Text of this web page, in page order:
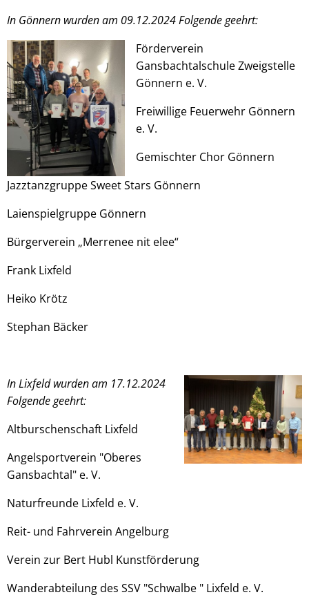
In Gönnern wurden am 09.12.2024 Folgende geehrt:
Förderverein
Gansbachtalschule Zweigstelle
Gönnern e. V.
Freiwillige Feuerwehr Gönnern
e. V.
Gemischter Chor Gönnern
Jazztanzgruppe Sweet Stars Gönnern
Laienspielgruppe Gönnern
Bürgerverein „Merrenee nit elee“
Frank Lixfeld
Heiko Krötz
Stephan Bäcker
In Lixfeld wurden am 17.12.2024
Folgende geehrt:
Altburschenschaft Lixfeld
Angelsportverein "Oberes
Gansbachtal" e. V.
Naturfreunde Lixfeld e. V.
Reit- und Fahrverein Angelburg
Verein zur Bert Hubl Kunstförderung
Wanderabteilung des SSV "Schwalbe " Lixfeld e. V.